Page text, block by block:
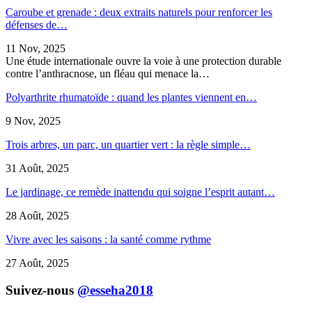
Caroube et grenade : deux extraits naturels pour renforcer les
défenses de…
11 Nov, 2025
Une étude internationale ouvre la voie à une protection durable
contre l’anthracnose, un fléau qui menace la…
Polyarthrite rhumatoïde : quand les plantes viennent en…
9 Nov, 2025
Trois arbres, un parc, un quartier vert : la règle simple…
31 Août, 2025
Le jardinage, ce remède inattendu qui soigne l’esprit autant…
28 Août, 2025
Vivre avec les saisons : la santé comme rythme
27 Août, 2025
Suivez-nous @esseha2018